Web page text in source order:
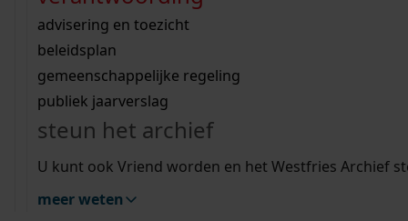
bouwvergunningen
omgevingsvergunningen
vergunningen
beeld en geluid
uitleg nodig?
Wij helpen u op weg met een aantal zoektips.
bekijk alle zoektips
Wij helpen u op weg met een aantal zoektips.
bekijk alle zoektips
bekijk ons geschiedenislokaal
advisering en toezicht
beleidsplan
gemeenschappelijke regeling
publiek jaarverslag
steun het archief
U kunt ook Vriend worden en het Westfries Archief
meer weten
zoektips
Mijn Studiezaal (inloggen)
uw zoekopdracht te